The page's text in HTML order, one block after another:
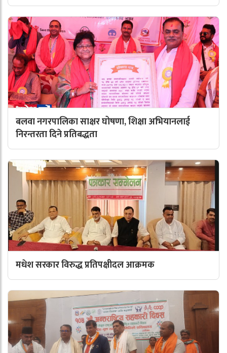
बलवा नगरपालिका साक्षर घोषणा, शिक्षा अभियानलाई
निरन्तरता दिने प्रतिबद्धता
मधेश सरकार विरुद्ध प्रतिपक्षीदल आक्रमक